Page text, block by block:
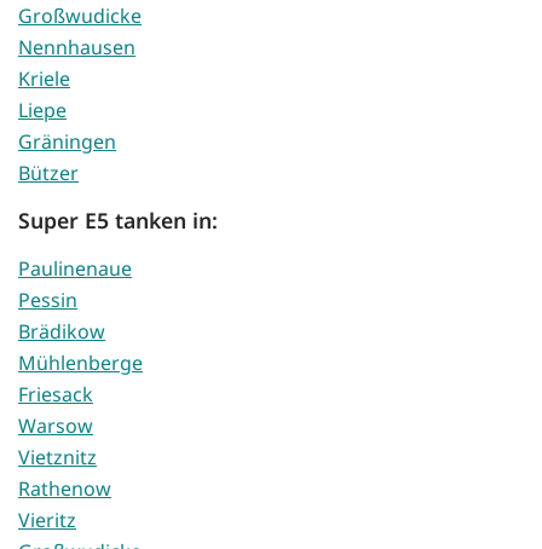
Großwudicke
Nennhausen
Kriele
Liepe
Gräningen
Bützer
Super E5 tanken in:
Paulinenaue
Pessin
Brädikow
Mühlenberge
Friesack
Warsow
Vietznitz
Rathenow
Vieritz